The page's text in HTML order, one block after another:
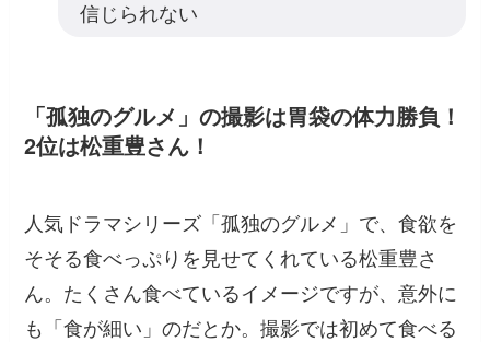
信じられない
「孤独のグルメ」の撮影は胃袋の体力勝負！
2位は松重豊さん！
人気ドラマシリーズ「孤独のグルメ」で、食欲を
そそる食べっぷりを見せてくれている松重豊さ
ん。たくさん食べているイメージですが、意外に
も「食が細い」のだとか。撮影では初めて食べる